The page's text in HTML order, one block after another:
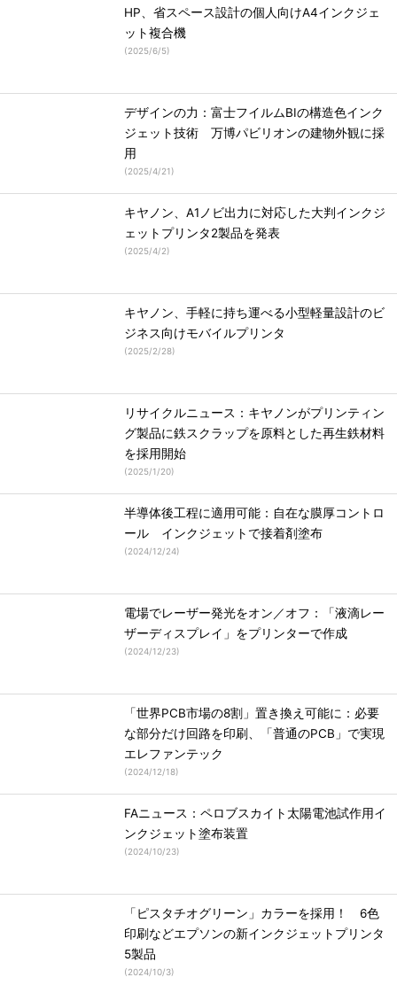
HP、省スペース設計の個人向けA4インクジェ
ット複合機
(2025/6/5)
デザインの力：富士フイルムBIの構造色インク
ジェット技術 万博パビリオンの建物外観に採
用
(2025/4/21)
キヤノン、A1ノビ出力に対応した大判インクジ
ェットプリンタ2製品を発表
(2025/4/2)
キヤノン、手軽に持ち運べる小型軽量設計のビ
ジネス向けモバイルプリンタ
(2025/2/28)
リサイクルニュース：キヤノンがプリンティン
グ製品に鉄スクラップを原料とした再生鉄材料
を採用開始
(2025/1/20)
半導体後工程に適用可能：自在な膜厚コントロ
ール インクジェットで接着剤塗布
(2024/12/24)
電場でレーザー発光をオン／オフ：「液滴レー
ザーディスプレイ」をプリンターで作成
(2024/12/23)
「世界PCB市場の8割」置き換え可能に：必要
な部分だけ回路を印刷、「普通のPCB」で実現
エレファンテック
(2024/12/18)
FAニュース：ペロブスカイト太陽電池試作用イ
ンクジェット塗布装置
(2024/10/23)
「ピスタチオグリーン」カラーを採用！ 6色
印刷などエプソンの新インクジェットプリンタ
5製品
(2024/10/3)